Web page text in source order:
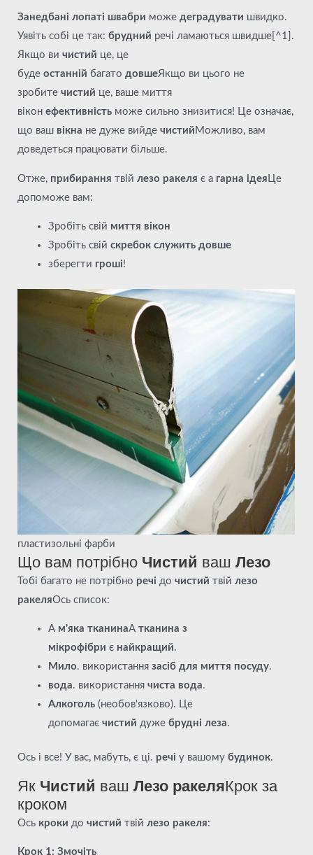
Занедбані лопаті швабри може деградувати швидко.
Уявіть собі це так: брудний речі ламаються швидше[^1].
Якщо ви чистий це, це
буде останній багато довшеЯкщо ви цього не
зробите чистий це, ваше миття
вікон ефективність може сильно знизитися! Це означає,
що ваш вікна не дуже вийде чистий Можливо, вам
доведеться працювати більше.
Отже, прибирання твій лезо ракеля є a гарна ідея Це
допоможе вам:
Зробіть свій миття вікон
Зробіть свій скребок служить довше
зберегти гроші!
пластизольні фарби
Що вам потрібно Чистий ваш Лезо
Тобі багато не потрібно речі до чистий твій лезо
ракеляОсь список:
А м'яка тканинаА тканина з
мікрофібри є найкращий.
Мило. використання засіб для миття посуду.
вода. використання чиста вода.
Алкоголь(необов'язково). Це
допомагає чистий дуже брудні леза.
Ось і все! У вас, мабуть, є ці. речі у вашому будинок.
Як Чистий ваш Лезо ракеляКрок за
кроком
Ось кроки до чистий твій лезо ракеля:
Крок 1: Змочіть